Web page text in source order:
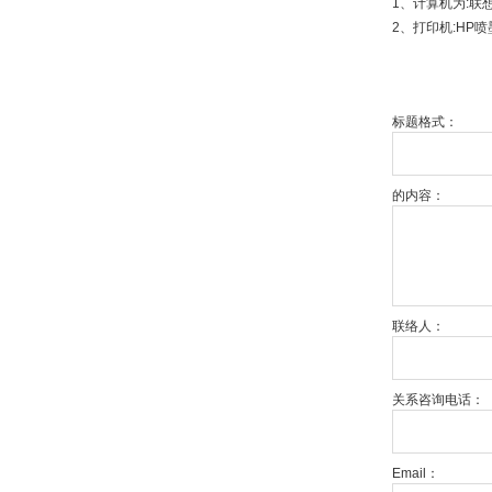
1、计算机为:联
2、打印机:HP喷
标题格式：
的内容：
联络人：
关系咨询电话：
Email：